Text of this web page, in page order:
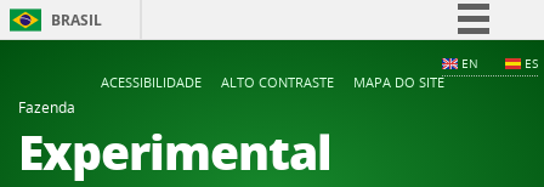
BRASIL
Acesso à informação
EN ES
ACESSIBILIDADE ALTO CONTRASTE
MAPA DO SITE
Fazenda
Experimental